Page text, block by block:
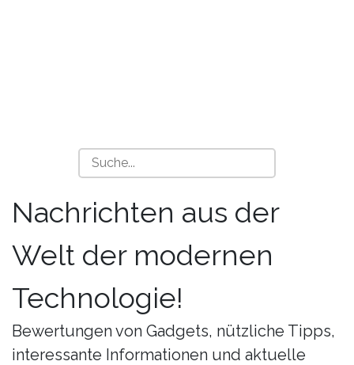
Nachrichten aus der
Welt der modernen
Technologie!
Bewertungen von Gadgets, nützliche Tipps,
interessante Informationen und aktuelle